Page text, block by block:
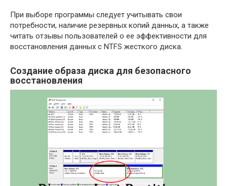
При выборе программы следует учитывать свои
потребности, наличие резервных копий данных, а также
читать отзывы пользователей о ее эффективности для
восстановления данных с NTFS жесткого диска.
Создание образа диска для безопасного
восстановления